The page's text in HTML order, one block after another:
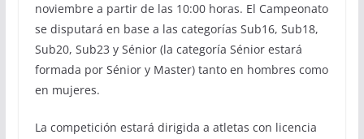
noviembre a partir de las 10:00 horas. El Campeonato
se disputará en base a las categorías Sub16, Sub18,
Sub20, Sub23 y Sénior (la categoría Sénior estará
formada por Sénior y Master) tanto en hombres como
en mujeres.
La competición estará dirigida a atletas con licencia